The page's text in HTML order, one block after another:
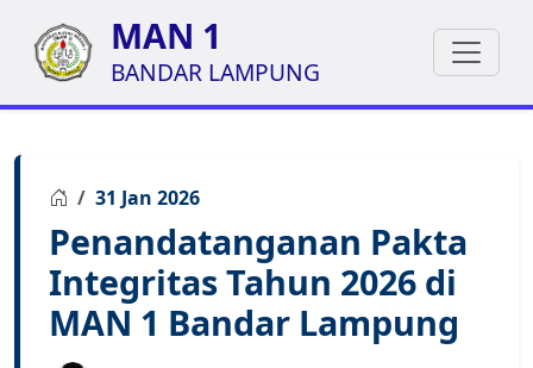
MAN 1
BANDAR LAMPUNG
31 Jan 2026
Penandatanganan Pakta
Integritas Tahun 2026 di
MAN 1 Bandar Lampung